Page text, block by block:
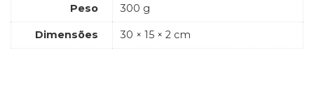
Peso 300 g
Dimensões 30 × 15 × 2 cm